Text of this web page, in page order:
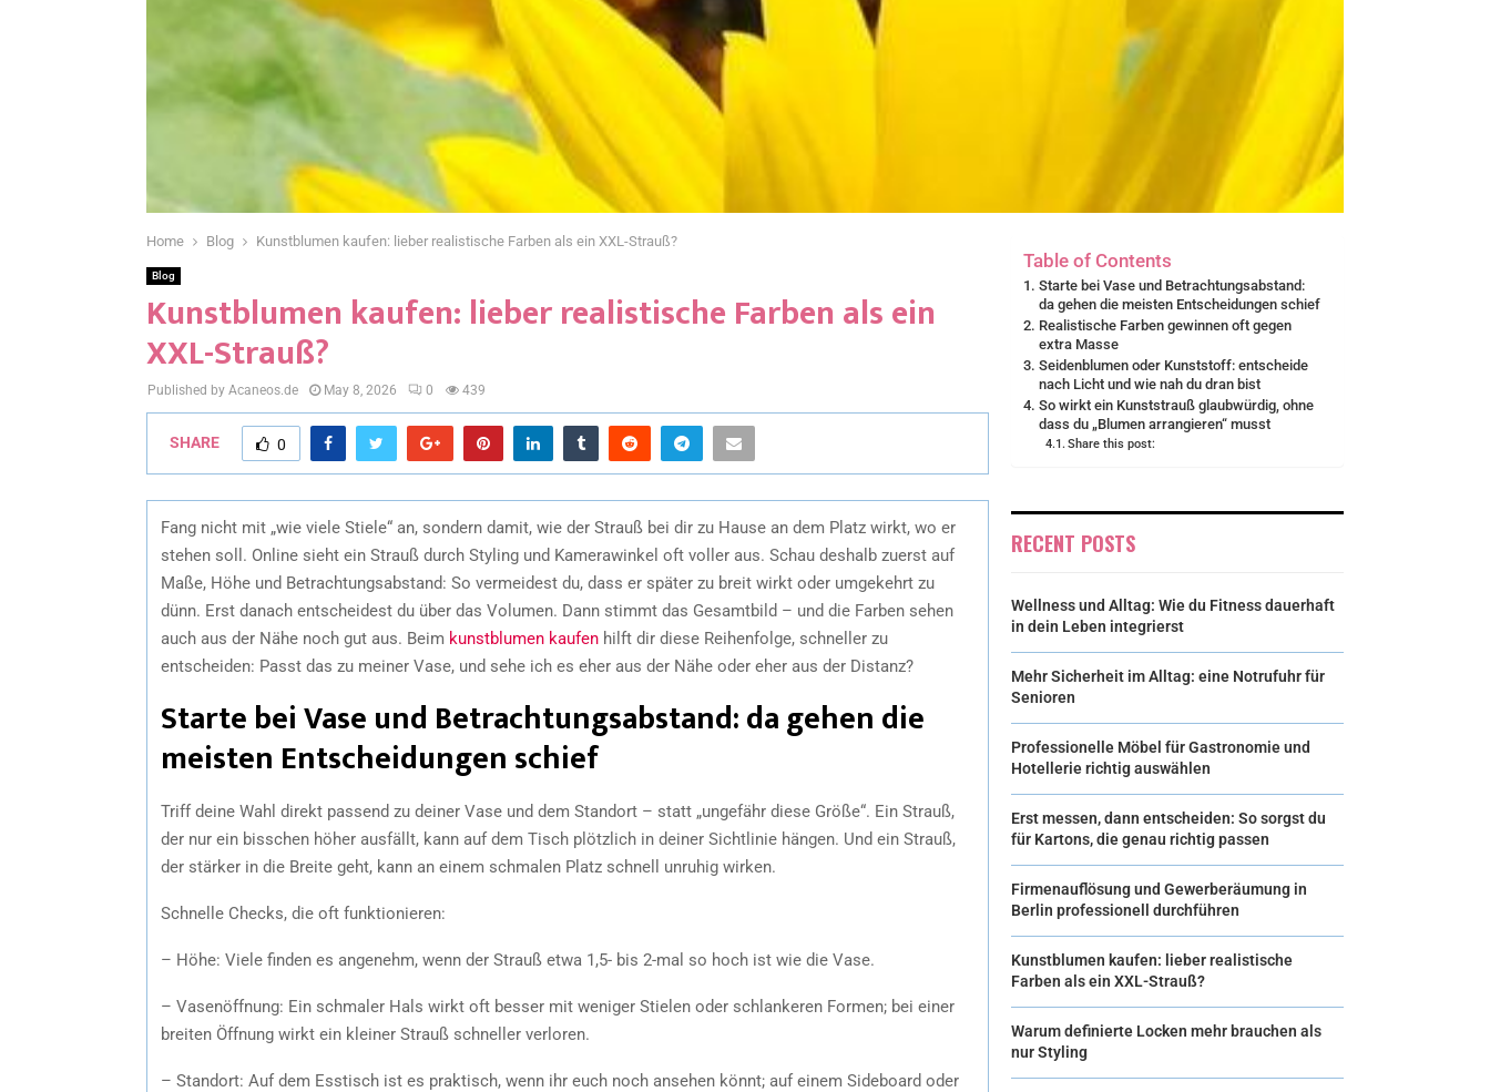
Home Blog Kunstblumen kaufen: lieber realistische Farben als ein XXL-Strauß?
Blog
Kunstblumen kaufen: lieber realistische Farben als ein
XXL-Strauß?
Published by Acaneos.de May 8, 2026 0 439
SHARE 0
Fang nicht mit „wie viele Stiele“ an, sondern damit, wie der Strauß bei dir zu Hause an dem Platz wirkt, wo er
stehen soll. Online sieht ein Strauß durch Styling und Kamerawinkel oft voller aus. Schau deshalb zuerst auf
Maße, Höhe und Betrachtungsabstand: So vermeidest du, dass er später zu breit wirkt oder umgekehrt zu
dünn. Erst danach entscheidest du über das Volumen. Dann stimmt das Gesamtbild – und die Farben sehen
auch aus der Nähe noch gut aus. Beim kunstblumen kaufen hilft dir diese Reihenfolge, schneller zu
entscheiden: Passt das zu meiner Vase, und sehe ich es eher aus der Nähe oder eher aus der Distanz?
Starte bei Vase und Betrachtungsabstand: da gehen die
meisten Entscheidungen schief
Triff deine Wahl direkt passend zu deiner Vase und dem Standort – statt „ungefähr diese Größe“. Ein Strauß,
der nur ein bisschen höher ausfällt, kann auf dem Tisch plötzlich in deiner Sichtlinie hängen. Und ein Strauß,
der stärker in die Breite geht, kann an einem schmalen Platz schnell unruhig wirken.
Schnelle Checks, die oft funktionieren:
– Höhe: Viele finden es angenehm, wenn der Strauß etwa 1,5- bis 2-mal so hoch ist wie die Vase.
– Vasenöffnung: Ein schmaler Hals wirkt oft besser mit weniger Stielen oder schlankeren Formen; bei einer
breiten Öffnung wirkt ein kleiner Strauß schneller verloren.
– Standort: Auf dem Esstisch ist es praktisch, wenn ihr euch noch ansehen könnt; auf einem Sideboard oder
Table of Contents
Starte bei Vase und Betrachtungsabstand:
da gehen die meisten Entscheidungen schief
Realistische Farben gewinnen oft gegen
extra Masse
Seidenblumen oder Kunststoff: entscheide
nach Licht und wie nah du dran bist
So wirkt ein Kunststrauß glaubwürdig, ohne
dass du „Blumen arrangieren“ musst
Share this post:
RECENT POSTS
Wellness und Alltag: Wie du Fitness dauerhaft
in dein Leben integrierst
Mehr Sicherheit im Alltag: eine Notrufuhr für
Senioren
Professionelle Möbel für Gastronomie und
Hotellerie richtig auswählen
Erst messen, dann entscheiden: So sorgst du
für Kartons, die genau richtig passen
Firmenauflösung und Gewerberäumung in
Berlin professionell durchführen
Kunstblumen kaufen: lieber realistische
Farben als ein XXL-Strauß?
Warum definierte Locken mehr brauchen als
nur Styling